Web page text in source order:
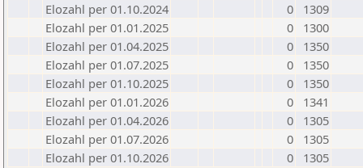
Elozahl per 01.10.2024
0
1309
Elozahl per 01.01.2025
0
1300
Elozahl per 01.04.2025
0
1350
Elozahl per 01.07.2025
0
1350
Elozahl per 01.10.2025
0
1350
Elozahl per 01.01.2026
0
1341
Elozahl per 01.04.2026
0
1305
Elozahl per 01.07.2026
0
1305
Elozahl per 01.10.2026
0 1305